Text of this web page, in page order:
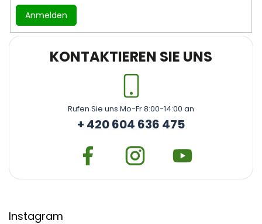
Anmelden
KONTAKTIEREN SIE UNS
Rufen Sie uns Mo-Fr 8:00-14:00 an
+ 420 604 636 475
Instagram